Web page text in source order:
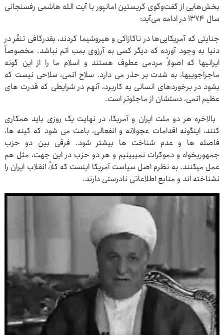
بخش‌هایی از گفت‌وگوی کریستین امانپور با آیت الله هاشمی رفسنجانی
سال ۱۳۷۴ در ادامه می‌آید:
جنایتی که آمریکایی‌ها در ناکازاکی و هیروشیما کردند، بقدرکافی تنفّر در
دنیا به وجود آورده که دیگر کسی به آرزوی بمب اتم نباشد. مخصوصاً
ایرانیها که اصولاً مردمی عطوف هستند و اسلام ما را از این گونه
ماجراجوییها، به شدت بر حذر می دارد. سلاح اتمی، سلاحی نیست که
بشود در برخوردهای انسانی به کاربرد، آنهم در شرایطی که قدرت های
عظیم اتمی، دستشان از ماجلوتر است.
بالاخره هر دو ملت ایران و آمریکا، در نهایت یک روزی باید همکاری
کنند، اینگونه اقدامات عجولانه و انفعالی، باعث می شود که کینه ها،
فاصله ها و عدم شناخت ها بیشتر شود. فرقی بین دو حزب
جمهوریخواه و دموکرات نمیبینیم و هر دو حزب در این جهت، مثل هم
عمل میکنند. به نظرم اصل سیاست آمریکا اینست که کلاً، انقلاب ایران را
نشناخته اند و منابع اطلاعاتی نادرستی دارند.